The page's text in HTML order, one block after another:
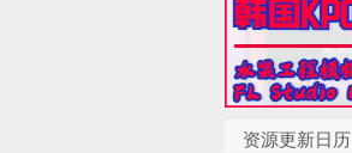
资源更新日历